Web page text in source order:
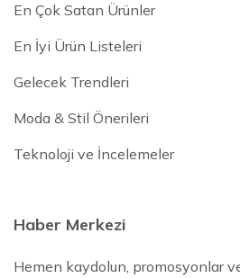
En Çok Satan Ürünler
En İyi Ürün Listeleri
Gelecek Trendleri
Moda & Stil Önerileri
Teknoloji ve İncelemeler
Haber Merkezi
Hemen kaydolun, promosyonlar